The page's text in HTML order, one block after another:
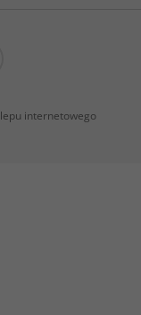
internetowego